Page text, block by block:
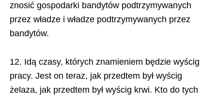
znosić gospodarki bandytów podtrzymywanych
przez władze i władze podtrzymywanych przez
bandytów.
12. Idą czasy, których znamieniem będzie wyścig
pracy. Jest on teraz, jak przedtem był wyścig
żelaza, jak przedtem był wyścig krwi. Kto do tych